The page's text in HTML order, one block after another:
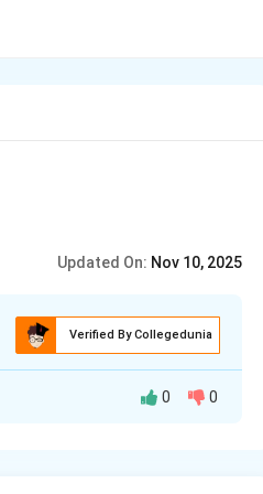
Updated On: Nov 10, 2025
Verified By Collegedunia
0 0